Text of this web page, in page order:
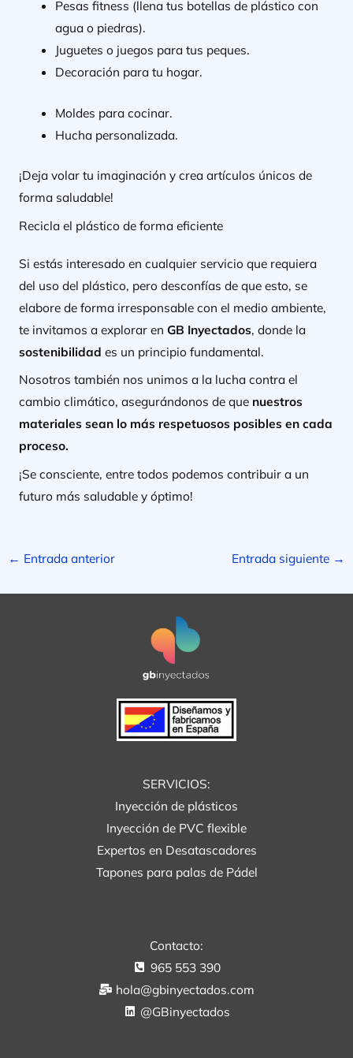
Pesas fitness (llena tus botellas de plástico con
agua o piedras).
Juguetes o juegos para tus peques.
Decoración para tu hogar.
Moldes para cocinar.
Hucha personalizada.
¡Deja volar tu imaginación y crea artículos únicos de
forma saludable!
Recicla el plástico de forma eficiente
Si estás interesado en cualquier servicio que requiera
del uso del plástico, pero desconfías de que esto, se
elabore de forma irresponsable con el medio ambiente,
te invitamos a explorar en GB Inyectados, donde la
sostenibilidad es un principio fundamental.
Nosotros también nos unimos a la lucha contra el
cambio climático, asegurándonos de que nuestros
materiales sean lo más respetuosos posibles en cada
proceso.
¡Se consciente, entre todos podemos contribuir a un
futuro más saludable y óptimo!
← Entrada anterior Entrada siguiente →
SERVICIOS:
Inyección de plásticos
Inyección de PVC flexible
Expertos en Desatascadores
Tapones para palas de Pádel
Contacto:
965 553 390
hola@gbinyectados.com
@GBinyectados